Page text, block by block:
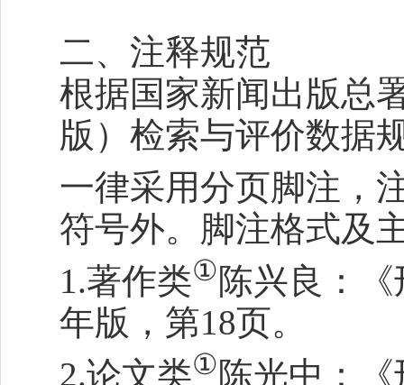
二、注释规范
根据国家新闻出版总
版）检索与评价数据
一律采用分页脚注，
符号外。脚注格式及
1.著作类①陈兴良：
年版，第18页。
2.论文类①陈光中：